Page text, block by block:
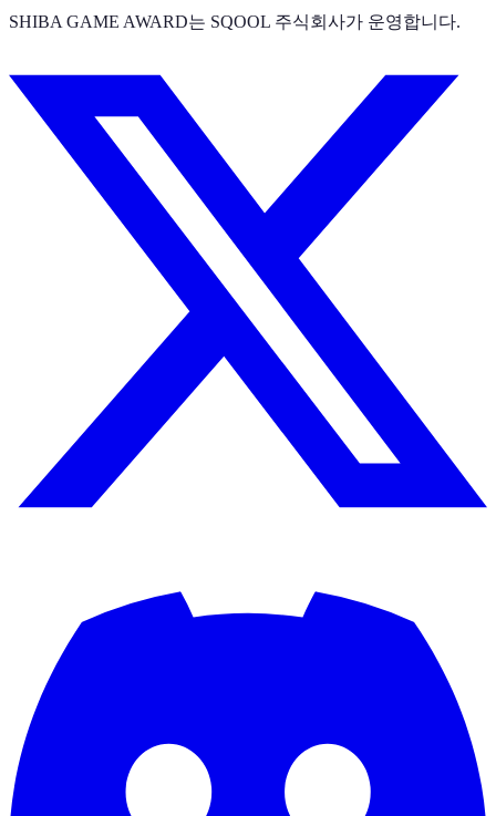
SHIBA GAME AWARD는 SQOOL 주식회사가 운영합니다.